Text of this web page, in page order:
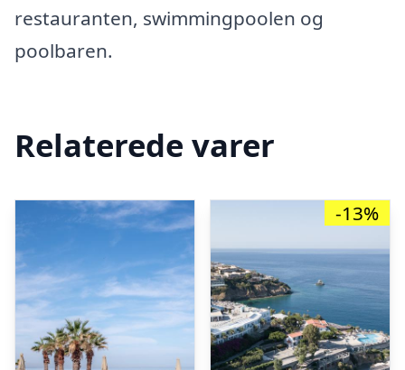
restauranten, swimmingpoolen og
poolbaren.
Relaterede varer
-13%